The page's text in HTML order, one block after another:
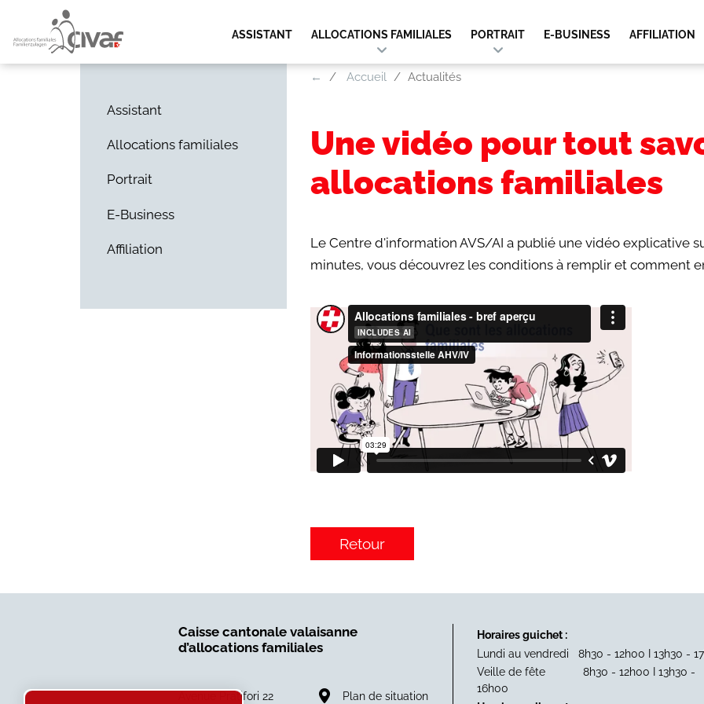
ASSISTANT ALLOCATIONS FAMILIALES PORTRAIT E-BUSINESS AFFILIATION
Assistant
Allocations familiales
Portrait
E-Business
Affiliation
← Accueil Actualités
Une vidéo pour tout
allocations familiales
Le Centre d'information AVS/AI a publié une vidéo explicative
minutes, vous découvrez les conditions à remplir et comment
Retour
Caisse cantonale valaisanne
d’allocations familiales
Avenue Pratifori 22 Plan de situation
Horaires guichet :
Lundi au vendredi 8h30 - 12h00 I 13h30 -
Veille de fête 8h30 - 12h00 I 13h30 -
16h00